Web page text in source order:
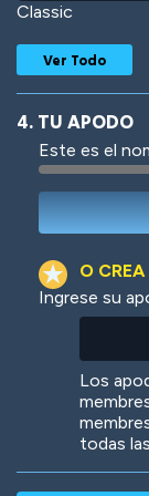
Classic
Woof
Ver Todo
4. TU APODO
Este es el
O
Ingrese su
Los
todas